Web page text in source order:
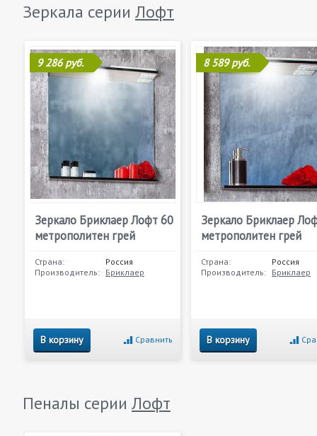
Зеркала серии Лофт
9 286 руб.
Зеркало Бриклаер Лофт 60
метрополитен грей
Страна:
Россия
Производитель: Бриклаер
В корзину Сравнить
8 589 руб.
Зеркало Бриклаер
метрополитен грей
Страна:
Россия
Производитель: Бриклаер
В корзину
Пеналы серии Лофт